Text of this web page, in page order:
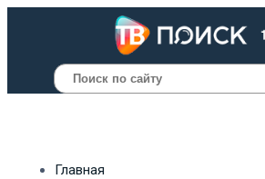
Поиск
Главная